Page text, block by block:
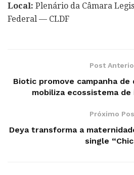
Local: Plenário da Câmara
Federal — CLDF
Post
Biotic promove campanha de
mobiliza ecossistema de
Próximo
Deya transforma a
single